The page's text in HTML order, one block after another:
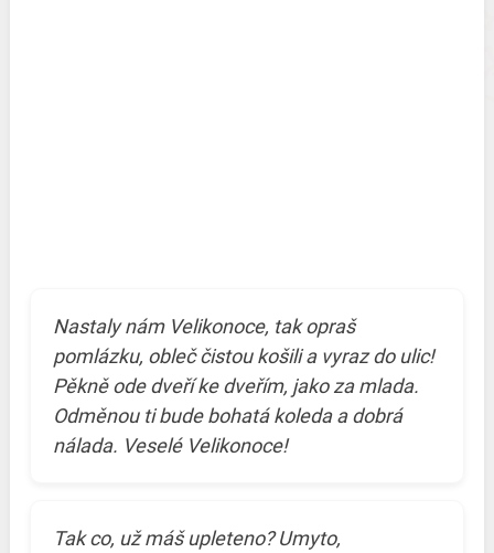
Nastaly nám Velikonoce, tak opraš
pomlázku, obleč čistou košili a vyraz do ulic!
Pěkně ode dveří ke dveřím, jako za mlada.
Odměnou ti bude bohatá koleda a dobrá
nálada. Veselé Velikonoce!
Tak co, už máš upleteno? Umyto,